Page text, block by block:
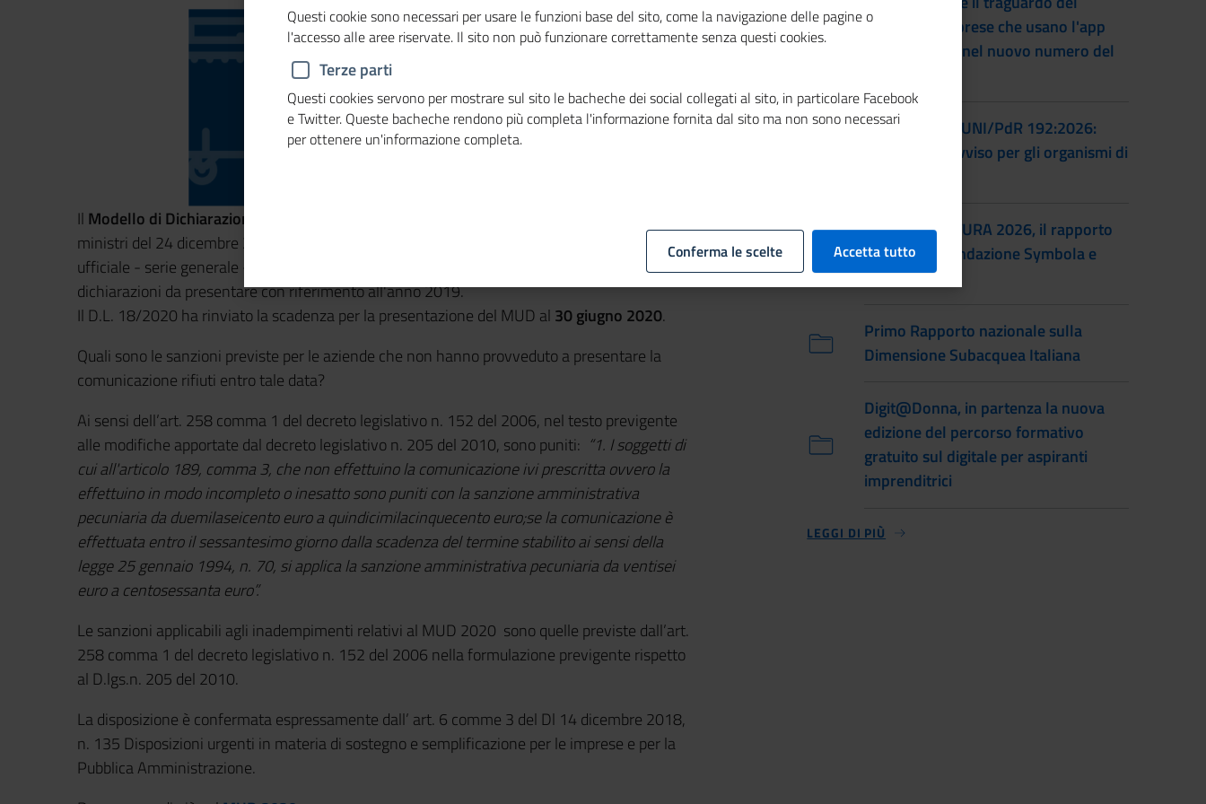
Il Modello di Dichiarazione Ambientale
ministri del 24 dicembre 2018, pubblicato nel Supplemento ordinario n. 8 alla Gazzetta
ufficiale - serie generale - n. 45 del 22 febbraio 2019, è confermato e sarà utilizzato per le
dichiarazioni da presentare con riferimento all'anno 2019.
Il D.L. 18/2020 ha rinviato la scadenza per la presentazione del MUD al 30 giugno 2020.
Quali sono le sanzioni previste per le aziende che non hanno provveduto a presentare la
comunicazione rifiuti entro tale data?
Ai sensi dell’art. 258 comma 1 del decreto legislativo n. 152 del 2006, nel testo previgente
alle modifiche apportate dal decreto legislativo n. 205 del 2010, sono puniti: “1. I soggetti di
cui all'articolo 189, comma 3, che non effettuino la comunicazione ivi prescritta ovvero la
effettuino in modo incompleto o inesatto sono puniti con la sanzione amministrativa
pecuniaria da duemilaseicento euro a quindicimilacinquecento euro;se la comunicazione è
effettuata entro il sessantesimo giorno dalla scadenza del termine stabilito ai sensi della
legge 25 gennaio 1994, n. 70, si applica la sanzione amministrativa pecuniaria da ventisei
euro a centosessanta euro”.
Le sanzioni applicabili agli inadempimenti relativi al MUD 2020 sono quelle previste dall’art.
258 comma 1 del decreto legislativo n. 152 del 2006 nella formulazione previgente rispetto
al D.lgs.n. 205 del 2010.
La disposizione è confermata espressamente dall’ art. 6 comme 3 del Dl 14 dicembre 2018,
n. 135 Disposizioni urgenti in materia di sostegno e semplificazione per le imprese e per la
Pubblica Amministrazione.
numero di imprese che usano l'app
Impresa Italia nel nuovo numero del
Certificazione UNI/PdR 192:2026:
pubblicato l'avviso per gli organismi di
IO SONO CULTURA 2026, il rapporto
annuale di Fondazione Symbola e
Unioncamere
Primo Rapporto nazionale sulla
Dimensione Subacquea Italiana
Digit@Donna, in partenza la nuova
edizione del percorso formativo
gratuito sul digitale per aspiranti
imprenditrici
LEGGI DI PIÙ
Questi cookie sono necessari per usare le funzioni base del sito, come la navigazione delle pagine o
l'accesso alle aree riservate. Il sito non può funzionare correttamente senza questi cookies.
Terze parti
Questi cookies servono per mostrare sul sito le bacheche dei social collegati al sito, in particolare Facebook
e Twitter. Queste bacheche rendono più completa l'informazione fornita dal sito ma non sono necessari
per ottenere un'informazione completa.
Conferma le scelte Accetta tutto